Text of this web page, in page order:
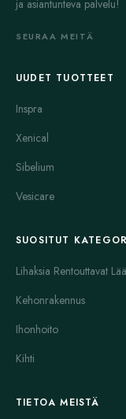
Erektiohäiriöiden
parantaa
Cialis. Se on
valinta lyhyemmille
ennaltaehkäisee
Viagra
KamagraSilvitra
sisältävät
kokeiluksi.
Genegra
ja asiantunteva palvelu!
SEURAA MEITÄ
UUDET TUOTTEET
Inspra
Xenical
Sibelium
Vesicare
SUOSITUT
Lihaksia Rentouttavat
Kehonrakennus
Ihonhoito
Kihti
TIETOA MEISTÄ